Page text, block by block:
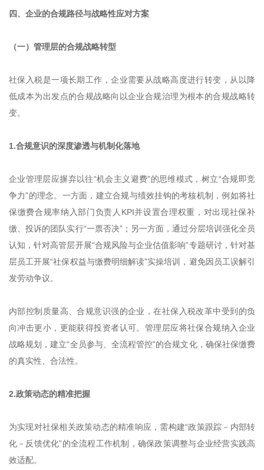
四、企业的合规路径与战略性应对方案
（一）管理层的合规战略转型
社保入税是一项长期工作，企业需要从战略高度进行转变，从以降
低成本为出发点的合规战略向以企业合规治理为根本的合规战略转
变。
1.合规意识的深度渗透与机制化落地
企业管理层应摒弃以往“机会主义避费”的思维模式，树立“合规即竞
争力”的理念。一方面，建立合规与绩效挂钩的考核机制，例如将社
保缴费合规率纳入部门负责人KPI并设置合理权重，对出现社保补
缴、投诉的团队实行“一票否决”；另一方面，通过分层培训强化全员
认知，针对高管层开展“合规风险与企业估值影响”专题研讨，针对基
层员工开展“社保权益与缴费明细解读”实操培训，避免因员工误解引
发劳动争议。
内部控制质量高、合规意识强的企业，在社保入税改革中受到的负
向冲击更小，更能获得投资者认可。管理层应将社保合规纳入企业
战略规划，建立“全员参与、全流程管控”的合规文化，确保社保缴费
的真实性、合法性。
2.政策动态的精准把握
为实现对社保相关政策动态的精准响应，需构建“政策跟踪－内部转
化－反馈优化”的全流程工作机制，确保政策调整与企业经营实践高
效适配。